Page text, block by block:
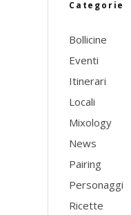
Categorie
Bollicine
Eventi
Itinerari
Locali
Mixology
News
Pairing
Personaggi
Ricette